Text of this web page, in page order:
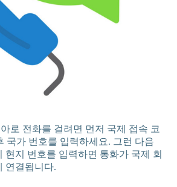
로 전화를 걸려면 먼저 국제 접속 코
국가 번호를 입력하세요. 그런 다음
현지 번호를 입력하면 통화가 국제 회
연결됩니다.